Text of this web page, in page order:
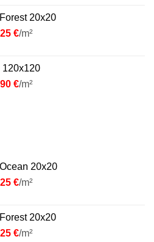
20x20
€/m²
120x120
€/m²
20x20
€/m²
20x20
€/m²